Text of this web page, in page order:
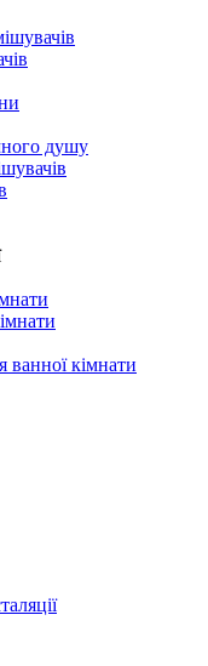
душу
ванної кімнати